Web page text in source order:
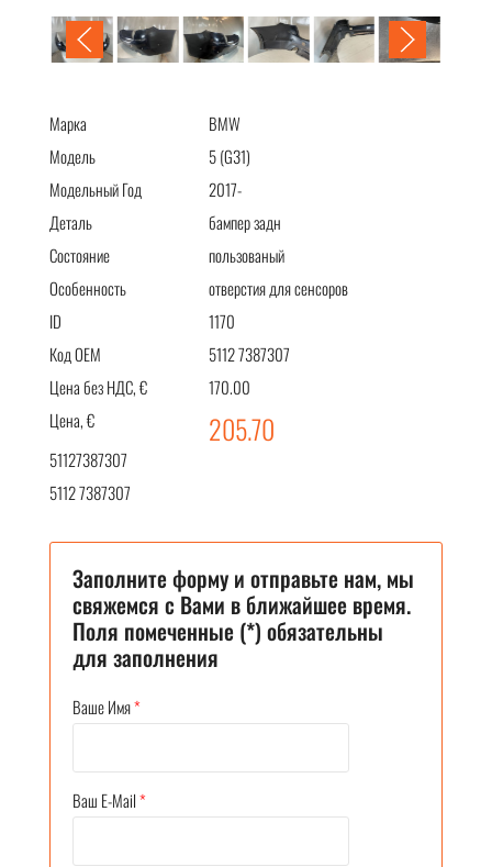
Марка
BMW
Модель
5 (G31)
Модельный Год
2017-
Деталь
бампер задн
Состояние
пользованый
Особенность
отверстия для сенсоров
ID
1170
Код OEM
5112 7387307
Цена без НДС, €
170.00
Цена, €
205.70
51127387307
5112 7387307
Заполните форму и отправьте нам, мы
свяжемся с Вами в ближайшее время.
Поля помеченные (*) обязательны
для заполнения
Ваше Имя*
Ваш E-Mail*